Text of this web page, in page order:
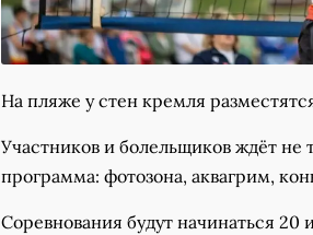
На пляже у стен кремля
Участников и болельщиков ждёт не
программа: фотозона, аквагрим,
Соревнования будут начинаться